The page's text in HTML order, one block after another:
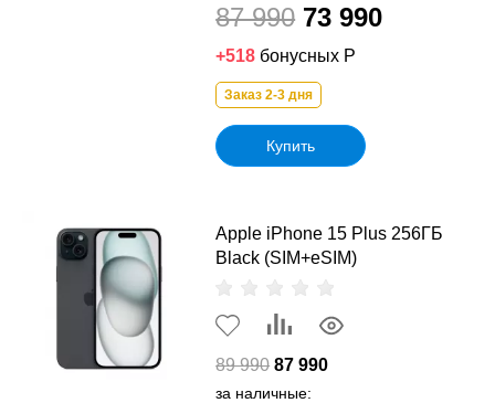
87 990 73 990
+518 бонусных Р
Заказ 2-3 дня
Купить
Apple iPhone 15 Plus 256ГБ
Black (SIM+eSIM)
89 990 87 990
за наличные: